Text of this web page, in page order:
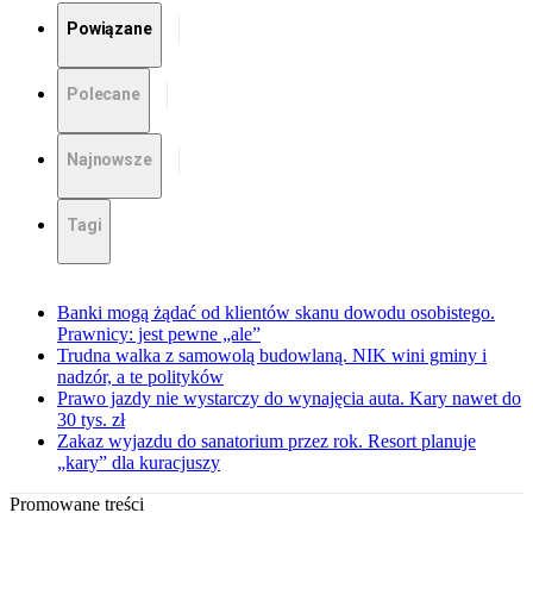
Powiązane
Polecane
Najnowsze
Tagi
Banki mogą żądać od klientów skanu dowodu osobistego.
Prawnicy: jest pewne „ale”
Trudna walka z samowolą budowlaną. NIK wini gminy i
nadzór, a te polityków
Prawo jazdy nie wystarczy do wynajęcia auta. Kary nawet do
30 tys. zł
Zakaz wyjazdu do sanatorium przez rok. Resort planuje
„kary” dla kuracjuszy
Promowane treści